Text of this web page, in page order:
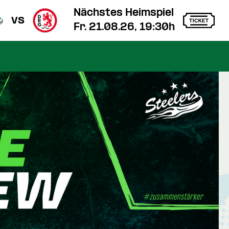
vs
Nächstes Heimspiel
Fr. 21.08.26, 19:30h